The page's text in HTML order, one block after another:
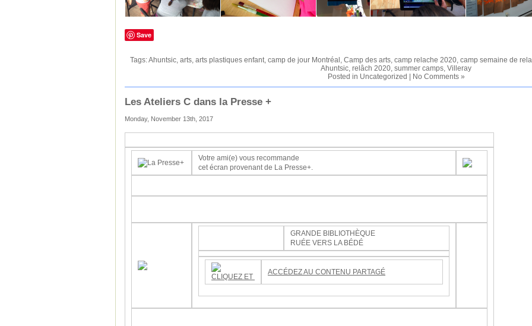
Save
Tags:Ahuntsic, arts, arts plastiques enfant, camp de jour Montréal , Camp des arts, camp relache 2020, camp semaine de
Ahuntsic, relâch 2020, summer camps, Villeray
Posted in Uncategorized No Comments »
Les Ateliers C dans la Presse +
Monday, November 13th, 2017
Votre ami(e) vous recommande
cet écran provenant de La Presse+.
GRANDE BIBLIOTHÈQUE
RUÉE VERS LA BÉDÉ
ACCÉDEZ AU CONTENU PARTAGÉ